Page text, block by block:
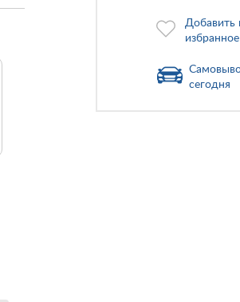
Добавить
избранное
сегодня